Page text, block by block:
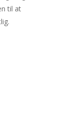
til at